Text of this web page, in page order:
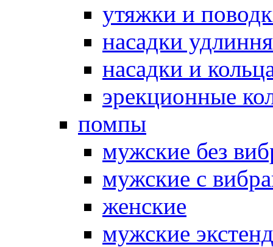
утяжки и
насадки
насадки и
эрекционные
помпы
мужские без
мужские с
женские
мужские